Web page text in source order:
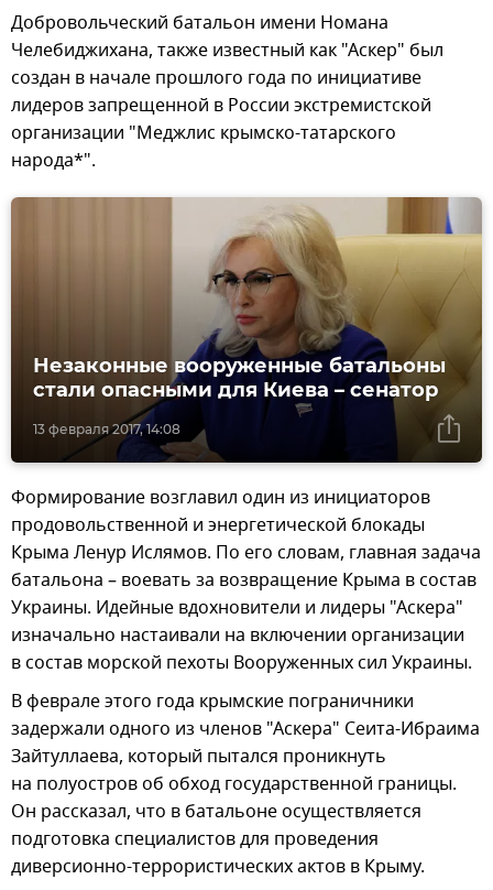
Добровольческий батальон имени Номана
Челебиджихана, также известный как "Аскер" был
создан в начале прошлого года по инициативе
лидеров запрещенной в России экстремистской
организации "Меджлис крымско-татарского
народа*".
13 февраля 2017, 14:08
Незаконные вооруженные батальоны
стали опасными для Киева – сенатор
Формирование возглавил один из инициаторов
продовольственной и энергетической блокады
Крыма Ленур Ислямов. По его словам, главная задача
батальона – воевать за возвращение Крыма в состав
Украины. Идейные вдохновители и лидеры "Аскера"
изначально настаивали на включении организации
в состав морской пехоты Вооруженных сил Украины.
В феврале этого года крымские пограничники
задержали одного из членов "Аскера" Сеита-Ибраима
Зайтуллаева, который пытался проникнуть
на полуостров об обход государственной границы.
Он рассказал, что в батальоне осуществляется
подготовка специалистов для проведения
диверсионно-террористических актов в Крыму.